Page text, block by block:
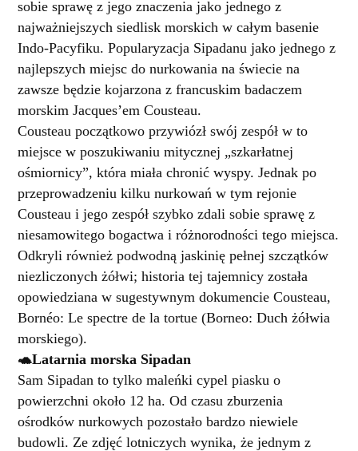
sobie sprawę z jego znaczenia jako jednego z
najważniejszych siedlisk morskich w całym basenie
Indo-Pacyfiku. Popularyzacja Sipadanu jako jednego z
najlepszych miejsc do nurkowania na świecie na
zawsze będzie kojarzona z francuskim badaczem
morskim Jacques’em Cousteau.
Cousteau początkowo przywiózł swój zespół w to
miejsce w poszukiwaniu mitycznej „szkarłatnej
ośmiornicy”, która miała chronić wyspy. Jednak po
przeprowadzeniu kilku nurkowań w tym rejonie
Cousteau i jego zespół szybko zdali sobie sprawę z
niesamowitego bogactwa i różnorodności tego miejsca.
Odkryli również podwodną jaskinię pełnej szczątków
niezliczonych żółwi; historia tej tajemnicy została
opowiedziana w sugestywnym dokumencie Cousteau,
Bornéo: Le spectre de la tortue (Borneo: Duch żółwia
morskiego).
🐢Latarnia morska Sipadan
Sam Sipadan to tylko maleńki cypel piasku o
powierzchni około 12 ha. Od czasu zburzenia
ośrodków nurkowych pozostało bardzo niewiele
budowli. Ze zdjęć lotniczych wynika, że jednym z